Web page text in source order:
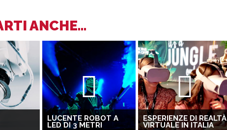
ANCHE...
LUCENTE ROBOT A
LED DI 3 METRI
ESPERIENZE DI REALTÀ
VIRTUALE IN ITALIA